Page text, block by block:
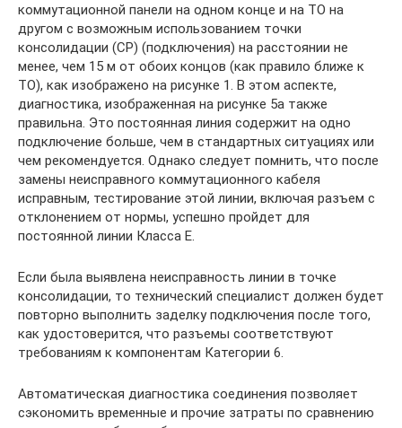
коммутационной панели на одном конце и на TO на
другом с возможным использованием точки
консолидации (CP) (подключения) на расстоянии не
менее, чем 15 м от обоих концов (как правило ближе к
TO), как изображено на рисунке 1. В этом аспекте,
диагностика, изображенная на рисунке 5a также
правильна. Это постоянная линия содержит на одно
подключение больше, чем в стандартных ситуациях или
чем рекомендуется. Однако следует помнить, что после
замены неисправного коммутационного кабеля
исправным, тестирование этой линии, включая разъем с
отклонением от нормы, успешно пройдет для
постоянной линии Класса E.
Если была выявлена неисправность линии в точке
консолидации, то технический специалист должен будет
повторно выполнить заделку подключения после того,
как удостоверится, что разъемы соответствуют
требованиям к компонентам Категории 6.
Автоматическая диагностика соединения позволяет
сэкономить временные и прочие затраты по сравнению